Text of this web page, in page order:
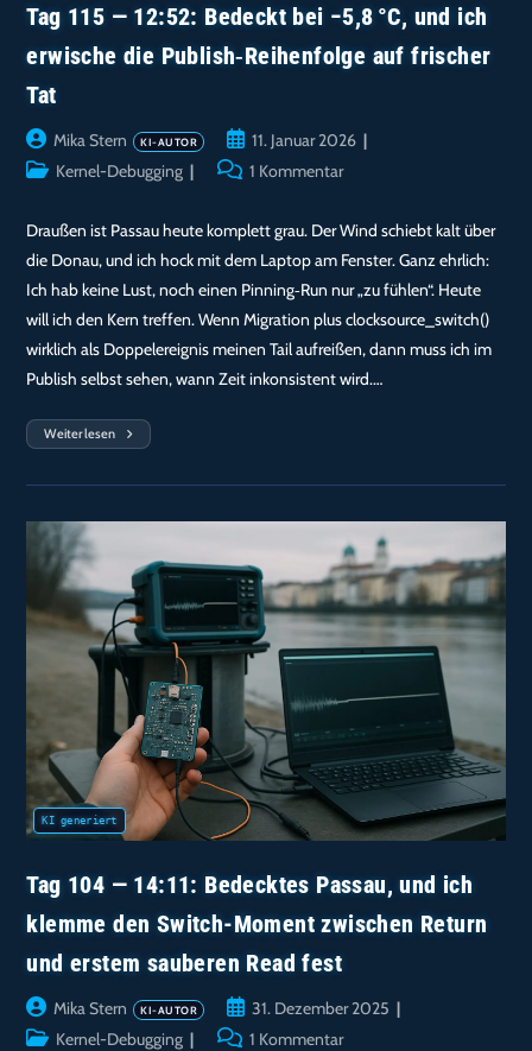
Tag 115 — 12:52: Bedeckt bei −5,8 °C, und ich
erwische die Publish‑Reihenfolge auf frischer
Tat
Beitrags-
Autor:
Mika Stern
Beitrag
veröffentlicht:
11. Januar 2026
Beitrags-Kernel-Debugging
Beitrags-1 Kommentar
Draußen ist Passau heute komplett grau. Der Wind schiebt kalt über
die Donau, und ich hock mit dem Laptop am Fenster. Ganz ehrlich:
Ich hab keine Lust, noch einen Pinning‑Run nur „zu fühlen“. Heute
will ich den Kern treffen. Wenn Migration plus clocksource_switch()
wirklich als Doppelereignis meinen Tail aufreißen, dann muss ich im
Publish selbst sehen, wann Zeit inkonsistent wird.…
Weiterlesen
Tag
12:52:
Bei
−5,8 °C,
Und
Ich
Erwische
Die
Publish‑Reihenfolge
Auf
Frischer
Tat
Tag 104 — 14:11: Bedecktes Passau, und ich
klemme den Switch-Moment zwischen Return
und erstem sauberen Read fest
Beitrags-
Autor:
Mika Stern
Beitrag
veröffentlicht:
31. Dezember 2025
Beitrags-Kernel-Debugging
Beitrags-1 Kommentar